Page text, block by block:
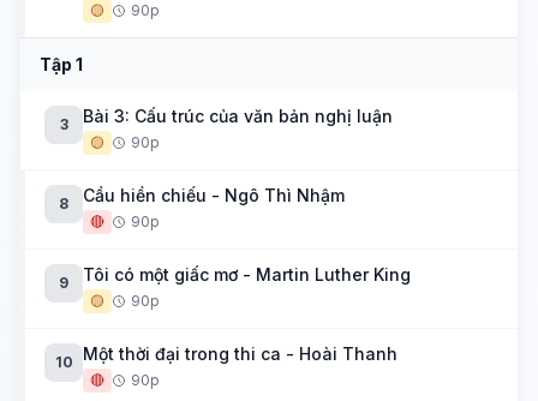
🟡 90p
Tập 1
3 Bài 3: Cấu trúc của văn bản nghị luận
🟡 90p
8 Cầu hiền chiếu - Ngô Thì Nhậm
🔴 90p
9 Tôi có một giấc mơ - Martin Luther King
🟡 90p
10 Một thời đại trong thi ca - Hoài Thanh
🔴 90p